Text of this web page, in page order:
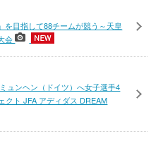
を目指して88チームが競う～天皇
会
ュンヘン（ドイツ）へ女子選手4
ト JFA アディダス DREAM